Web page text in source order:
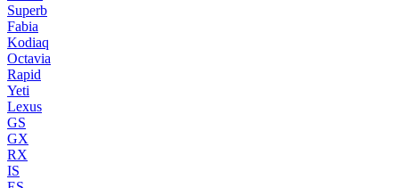
Superb
Fabia
Kodiaq
Octavia
Rapid
Yeti
Lexus
GS
GX
RX
IS